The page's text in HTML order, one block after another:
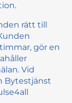
rätt till
gör en
Vid
Bytestjänst